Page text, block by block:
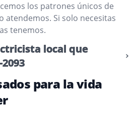
los patrones únicos de
atendemos. Si solo necesitas
tenemos.
local que
para la vida